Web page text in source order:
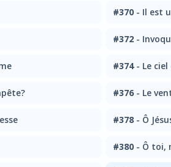
#370 - Il est
#372 -
#374- Le
#376 - Le
#378 - Ô
#380 - Ô toi,